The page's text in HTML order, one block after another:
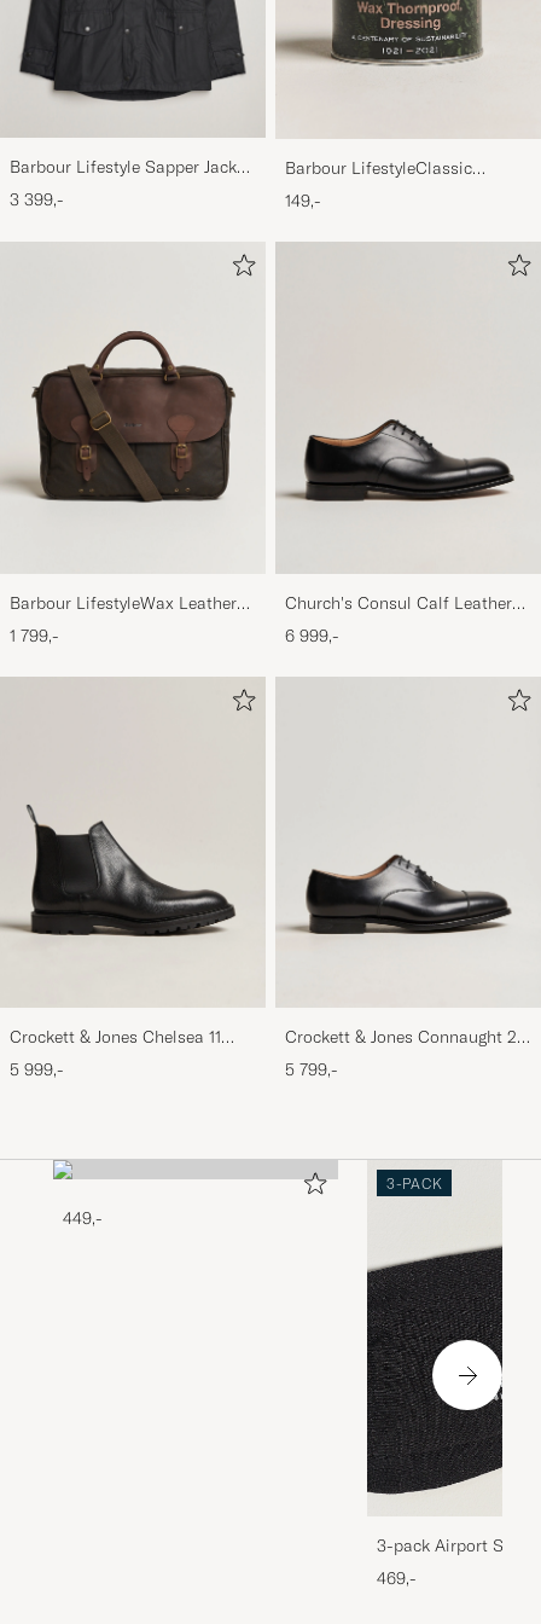
Barbour Lifestyle Sapper Jacket
Black
3 399,-
Barbour LifestyleClassic
Thornproof Dressing
149,-
Barbour LifestyleWax Leather
Briefcase Olive
1 799,-
Church's Consul Calf Leather
Oxford Black
6 999,-
Crockett & Jones Chelsea 11
Black Calf Grained
5 999,-
Crockett & Jones Connaught 2
City Sole Black Calf
5 799,-
449,-
3-PACK
3-pack Airport
Melange
469,-